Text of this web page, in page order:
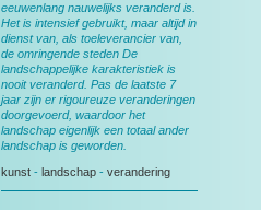
eeuwenlang nauwelijks veranderd is.
Het is intensief gebruikt, maar altijd in
dienst van, als toeleverancier van,
de omringende steden De
landschappelijke karakteristiek is
nooit veranderd. Pas de laatste 7
jaar zijn er rigoureuze veranderingen
doorgevoerd, waardoor het
landschap eigenlijk een totaal ander
landschap is geworden.
kunst - landschap - verandering